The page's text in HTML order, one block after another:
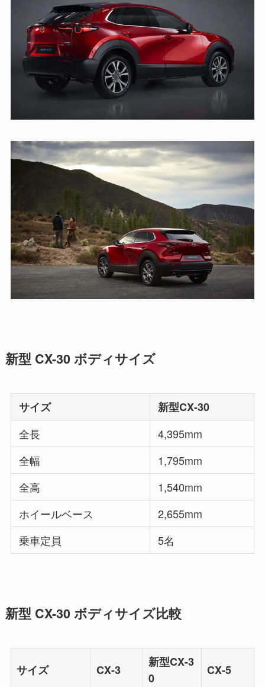
新型 CX-30 ボディサイズ
サイズ
新型CX-30
全長
4,395mm
全幅
1,795mm
全高
1,540mm
ホイールベース
2,655mm
乗車定員
5名
新型 CX-30 ボディサイズ比較
サイズ CX-3
新型CX-3
0
CX-5